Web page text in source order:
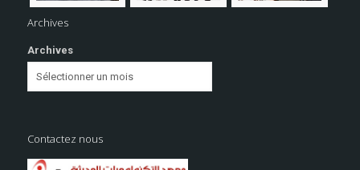
Archives
Archives
Contactez nous